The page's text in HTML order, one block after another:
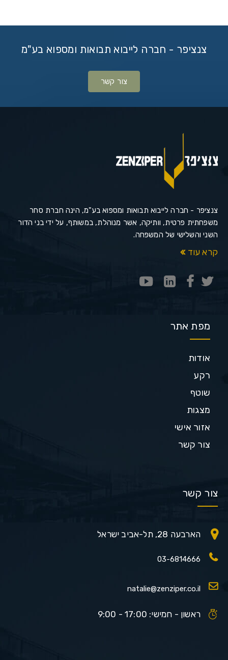
צנציפר - חברה לייבוא תבואות ומספוא בע"מ
צור קשר
צנציפר - חברה לייבוא תבואות ומספוא בע"מ, הינה חברת סחר
משפחתית פרטית, וותיקה, אשר מנוהלת, במשותף, על ידי בני הדור
השני והשלישי של המשפחה.
קרא עוד
מפת אתר
אודות
רקע
שוטף
מצגות
אזור אישי
צור קשר
צור קשר
הארבעה 28, תל-אביב ישראל
03-6814666
natalie@zenziper.co.il
ראשון - חמישי: 17:00 - 9:00